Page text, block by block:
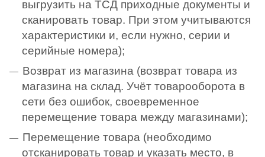
выгрузить на ТСД приходные документы и
сканировать товар. При этом учитываются
характеристики и, если нужно, серии и
серийные номера);
Возврат из магазина (возврат товара из
магазина на склад. Учёт товарооборота в
сети без ошибок, своевременное
перемещение товара между магазинами);
Перемещение товара (необходимо
отсканировать товар и указать место, в